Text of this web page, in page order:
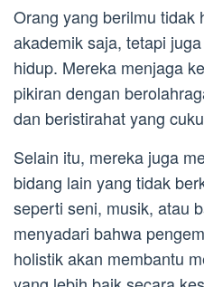
Orang yang berilmu tidak
akademik saja, tetapi
hidup. Mereka menjaga
pikiran dengan
dan beristirahat yang
Selain itu, mereka juga
bidang lain yang tidak
seperti seni, musik, atau
menyadari bahwa
holistik akan membantu